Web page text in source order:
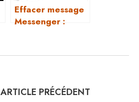
Effacer message
Messenger :
ARTICLE PRÉCÉDENT